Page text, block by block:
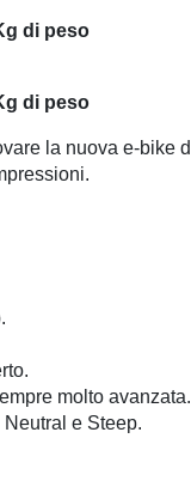
di peso
di peso
la nuova e-bike
molto avanzata.
e Steep.